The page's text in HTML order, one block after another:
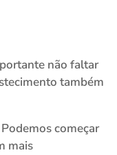
não faltar
também
começar
mais